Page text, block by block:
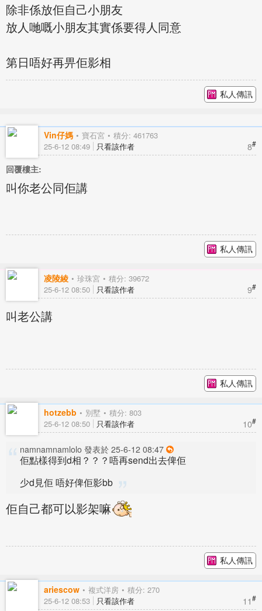
除非係放佢自己小朋友
放人哋嘅小朋友其實係要得人同意
第日唔好再畀佢影相
私人傳訊
Vin仔媽 寶石宮 積分: 461763
8#
25-6-12 08:49 只看該作者
回覆樓主:
叫你老公同佢講
私人傳訊
凌陵綾 珍珠宮 積分: 39672
9#
25-6-12 08:50 只看該作者
叫老公講
私人傳訊
hotzebb 別墅 積分: 803
10#
25-6-12 08:50 只看該作者
namnamnamlolo 發表於 25-6-12 08:47
佢點樣得到d相？？？唔再send出去俾佢
少d見佢 唔好俾佢影bb
佢自己都可以影架嘛
私人傳訊
ariescow 複式洋房 積分: 270
11#
25-6-12 08:53 只看該作者